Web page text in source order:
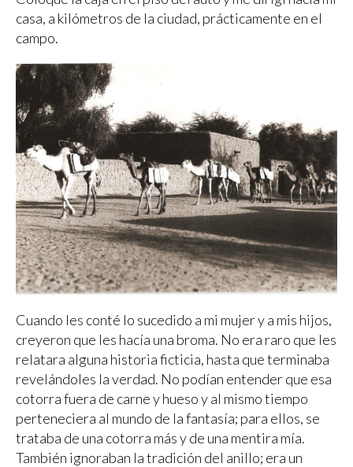
Cuando les conté lo sucedido a mi mujer y a mis hijos,
creyeron que les hacía una broma. No era raro que les
relatara alguna historia ficticia, hasta que terminaba
revelándoles la verdad. No podían entender que esa
cotorra fuera de carne y hueso y al mismo tiempo
perteneciera al mundo de la fantasía; para ellos, se
trataba de una cotorra más y de una mentira mía.
También ignoraban la tradición del anillo; era un